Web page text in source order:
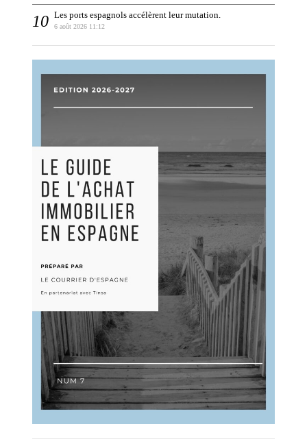
Les ports espagnols accélèrent leur mutation.
6 août 2026 11:12